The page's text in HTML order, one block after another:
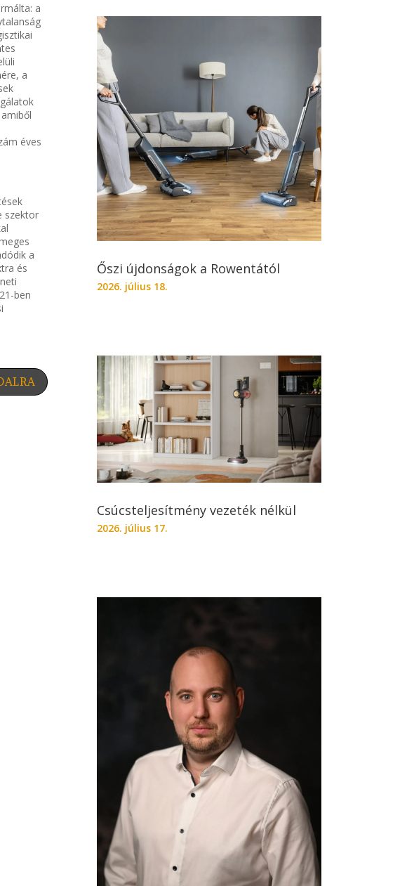
a
a
éves
szektor
a
és
ben
Őszi újdonságok a Rowentától
2026. július 18.
Csúcsteljesítmény vezeték nélkül
2026. július 17.